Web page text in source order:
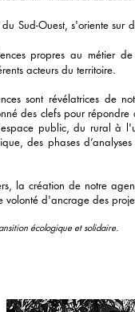
Sud-Ouest, s'oriente sur
propres au métier
acteurs du territoire.
sont révélatrices de
des clefs pour
public, du rural à
des phases
la création de notre
volonté d'ancrage des
écologique et solidaire.